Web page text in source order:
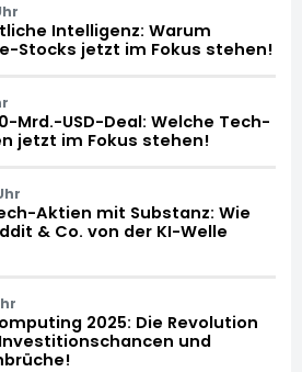
Intelligenz: Warum
Stocks jetzt im Fokus stehen!
Mrd.-USD-Deal: Welche Tech-
jetzt im Fokus stehen!
Aktien mit Substanz: Wie
& Co. von der KI-Welle
2025: Die Revolution
und